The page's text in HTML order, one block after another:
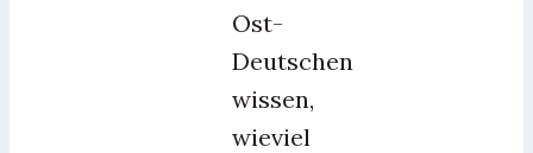
Ost-
Deutschen
wissen,
wieviel